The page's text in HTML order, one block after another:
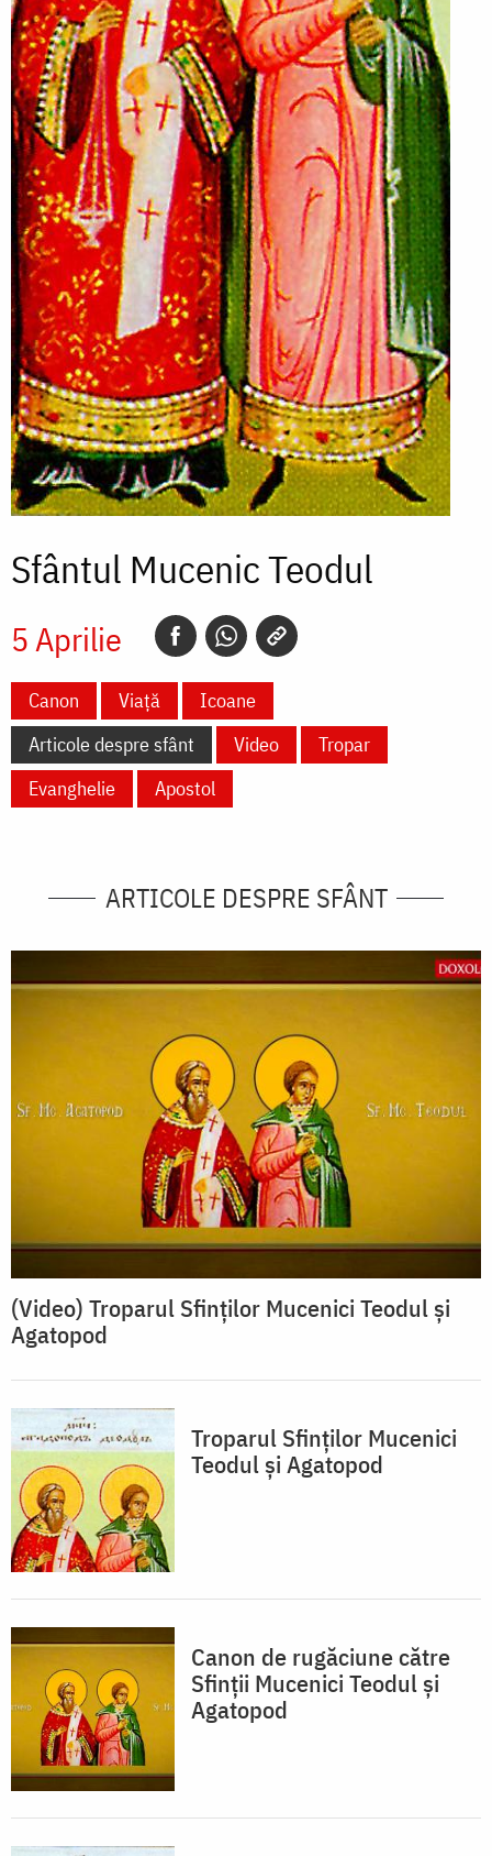
Sfântul Mucenic Teodul
5 Aprilie
Canon Viață
Icoane
Articole despre sfânt
Video
Tropar
Evanghelie
Apostol
ARTICOLE DESPRE SFÂNT
(Video) Troparul Sfinților Mucenici Teodul și
Agatopod
Troparul Sfinţilor Mucenici
Teodul şi Agatopod
Canon de rugăciune către
Sfinţii Mucenici Teodul şi
Agatopod